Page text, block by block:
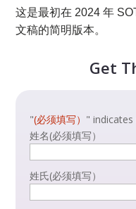
这是最初在 2024 年
文稿的简明版本。
Get
"(必须填写） "
姓名(必须填写）
姓氏(必须填写）